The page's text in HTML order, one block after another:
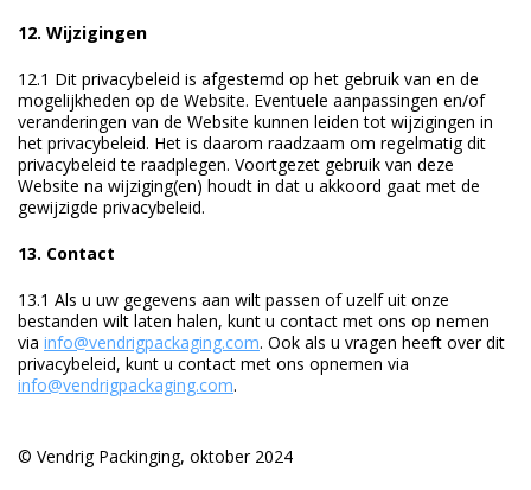
12. Wijzigingen
12.1 Dit privacybeleid is afgestemd op het gebruik van en de
mogelijkheden op de Website. Eventuele aanpassingen en/of
veranderingen van de Website kunnen leiden tot wijzigingen in
het privacybeleid. Het is daarom raadzaam om regelmatig dit
privacybeleid te raadplegen. Voortgezet gebruik van deze
Website na wijziging(en) houdt in dat u akkoord gaat met de
gewijzigde privacybeleid.
13. Contact
13.1 Als u uw gegevens aan wilt passen of uzelf uit onze
bestanden wilt laten halen, kunt u contact met ons op nemen
via info@vendrigpackaging.com. Ook als u vragen heeft over dit
privacybeleid, kunt u contact met ons opnemen via
info@vendrigpackaging.com.
© Vendrig Packinging, oktober 2024